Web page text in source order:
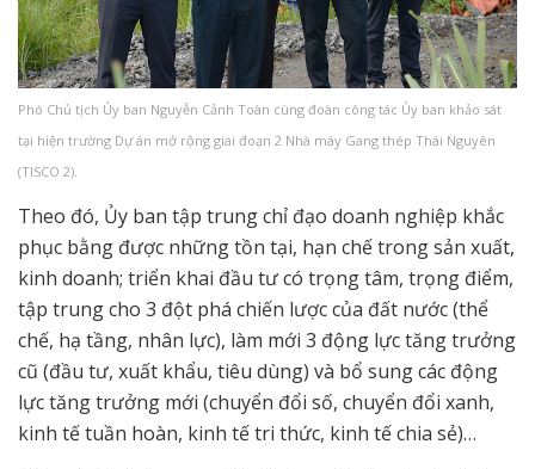
Phó Chủ tịch Ủy ban Nguyễn Cảnh Toàn cùng đoàn công tác Ủy ban khảo sát
tại hiện trường Dự án mở rộng giai đoạn 2 Nhà máy Gang thép Thái Nguyên
(TISCO 2).
Theo đó, Ủy ban tập trung chỉ đạo doanh nghiệp khắc
phục bằng được những tồn tại, hạn chế trong sản xuất,
kinh doanh; triển khai đầu tư có trọng tâm, trọng điểm,
tập trung cho 3 đột phá chiến lược của đất nước (thể
chế, hạ tầng, nhân lực), làm mới 3 động lực tăng trưởng
cũ (đầu tư, xuất khẩu, tiêu dùng) và bổ sung các động
lực tăng trưởng mới (chuyển đổi số, chuyển đổi xanh,
kinh tế tuần hoàn, kinh tế tri thức, kinh tế chia sẻ)…